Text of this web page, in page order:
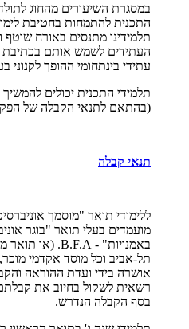
במסגרת השיעורים מהחוג
התכנית להתמחות בחטיבת
תלמידינו מתנסים באורח שוטף
העתידים לשמש אותם בכתיבת
עתידי בינתחומי ההופך לקנוני
תלמידי התכנית יכולים
(בהתאם לתנאי הקבלה של
תנאי קבלה
ללימודי תואר "מוסמך
מועמדים בעלי תואר "בוגר
באמנויות" - B.F.A. (או תואר
אושרה בידי ועדת ההוראה
רשאית לשקול בחיוב את
בסף הקבלה הנדרש.